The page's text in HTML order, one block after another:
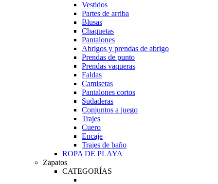
Vestidos
Partes de arriba
Blusas
Chaquetas
Pantalones
Abrigos y prendas de abrigo
Prendas de punto
Prendas vaqueras
Faldas
Camisetas
Pantalones cortos
Sudaderas
Conjuntos a juego
Trajes
Cuero
Encaje
Trajes de baño
ROPA DE PLAYA
Zapatos
CATEGORÍAS